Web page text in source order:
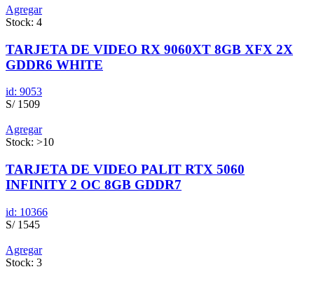
Agregar
Stock: 4
TARJETA DE VIDEO RX 9060XT 8GB XFX 2X
GDDR6 WHITE
id: 9053
S/ 1509
Agregar
Stock: >10
TARJETA DE VIDEO PALIT RTX 5060
INFINITY 2 OC 8GB GDDR7
id: 10366
S/ 1545
Agregar
Stock: 3